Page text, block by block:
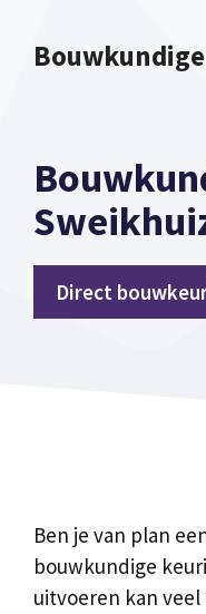
naar
Direct
Ben je van plan
bouwkundige
uitvoeren kan